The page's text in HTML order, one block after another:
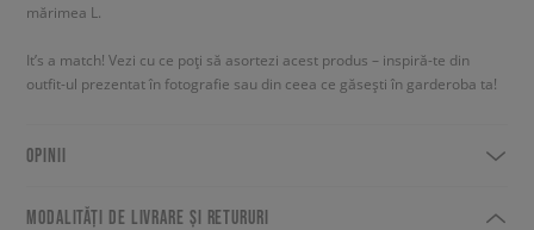
mărimea L.
It’s a match! Vezi cu ce poți să asortezi acest produs – inspiră-te din
outfit-ul prezentat în fotografie sau din ceea ce găsești în garderoba ta!
OPINII
MODALITĂȚI DE LIVRARE ȘI RETURURI